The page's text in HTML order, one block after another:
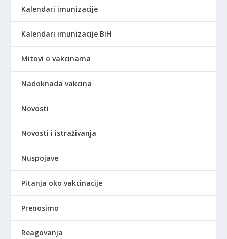
Kalendari imunizacije
Kalendari imunizacije BiH
Mitovi o vakcinama
Nadoknada vakcina
Novosti
Novosti i istraživanja
Nuspojave
Pitanja oko vakcinacije
Prenosimo
Reagovanja